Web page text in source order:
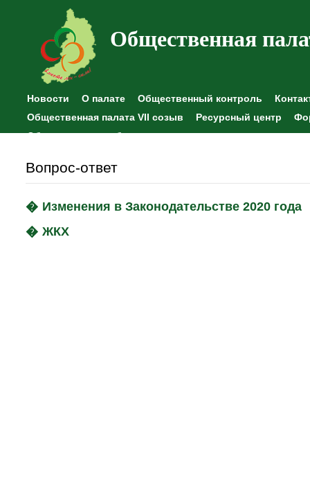
Общественная
Новости О палате Общественный контроль
Общественная палата VII созыв
Ресурсный центр
Общественные наблюдения
Вопрос-ответ
Изменения в Законодательстве 2020 года
ЖКХ